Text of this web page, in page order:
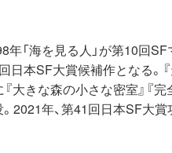
「海を見る人」が第10回SF
本SF大賞候補作となる。『
きな森の小さな密室』『完
2021年、第41回日本SF大